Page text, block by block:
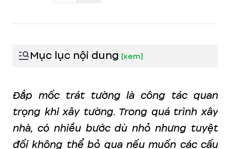
Mục lục nội dung [xem]
Đắp mốc trát tường là công tác quan
trọng khi xây tường. Trong quá trình xây
nhà, có nhiều bước dù nhỏ nhưng tuyệt
đối không thể bỏ qua nếu muốn các cấu